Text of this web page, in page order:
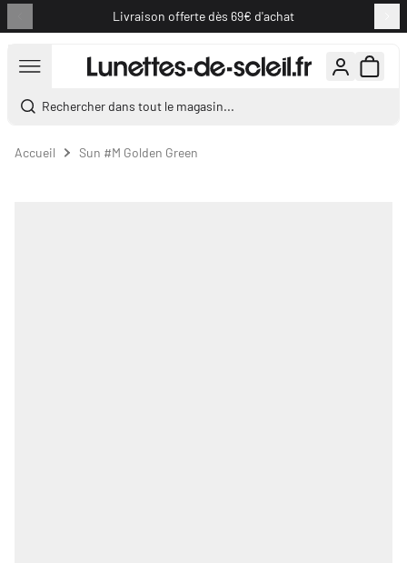
Livraison offerte dès 69€ d'achat
Rechercher dans tout le magasin...
Accueil Sun #M Golden Green